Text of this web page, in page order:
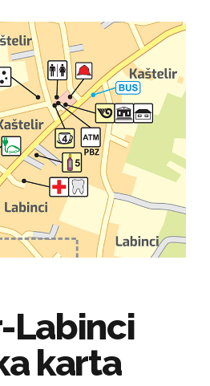
Labinci
karta